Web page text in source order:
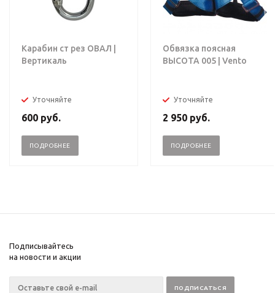
Карабин ст рез ОВАЛ |
Вертикаль
Уточняйте
600 руб.
ПОДРОБНЕЕ
Обвязка поясная
ВЫСОТА 005 | Vento
Уточняйте
2 950 руб.
ПОДРОБНЕЕ
Подписывайтесь
на новости и акции